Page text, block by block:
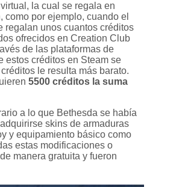
la cual se regala en
por ejemplo, cuando el
regalan unos cuantos créditos
ofrecidos en Creation Club
de las plataformas de
estos créditos en Steam se
le resulta más barato.
5500 créditos la suma
a lo que Bethesda se había
skins de armaduras
y equipamiento básico como
estas modificaciones o
manera gratuita y fueron